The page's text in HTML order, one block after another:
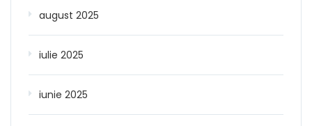
august 2025
iulie 2025
iunie 2025